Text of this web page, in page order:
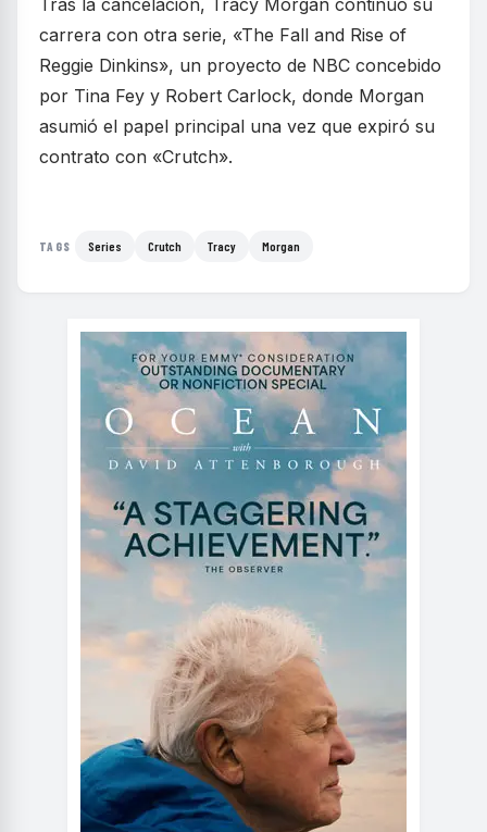
Tras la cancelación, Tracy Morgan continuó su
carrera con otra serie, «The Fall and Rise of
Reggie Dinkins», un proyecto de NBC concebido
por Tina Fey y Robert Carlock, donde Morgan
asumió el papel principal una vez que expiró su
contrato con «Crutch».
TAGS Series Crutch Tracy Morgan